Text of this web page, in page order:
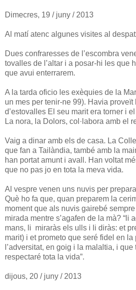
Dimecres, 19 / juny / 2013
Al matí atenc algunes visites al
Dues confraresses de l’escombra
tovalles de l’altar i a posar-hi les que
que avui enterrarem.
A la tarda oficio les exèquies de la
un mes per tenir-ne 99). Havia proveït
d’estovalles El seu marit era torner i
La nora, la Dolors, col·labora amb el
Vaig a dinar amb els de casa. La
que fan a Tailàndia, també amb la
han portat amunt i avall. Han voltat
que no pas jo en tota la meva vida.
Al vespre venen uns nuvis per
Què ho fa que, quan preparem la
moment que als nuvis gairebé
mirada mentre s’agafen de la mà? “li
mans, li miraràs els ulls i li diràs: et
marit) i et prometo que seré fidel en la
l’adversitat, en goig i la malaltia, i que
respectaré tota la vida”.
dijous, 20 / juny / 2013